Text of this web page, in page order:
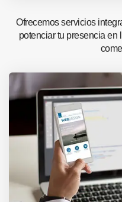
Ofrecemos servicios
potenciar tu presencia en